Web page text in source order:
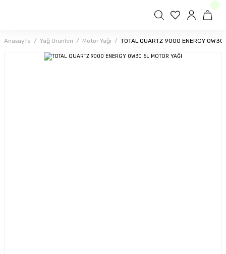
Anasayfa Yağ Ürünleri Motor Yağı TOTAL QUARTZ 9000 ENERGY 0W30